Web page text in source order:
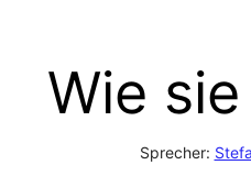
Wie
Sprecher: